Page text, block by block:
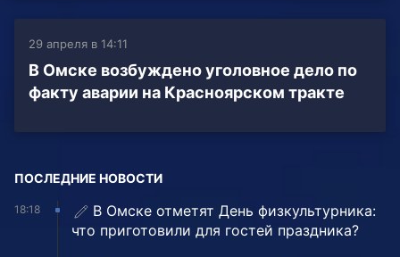
29 апреля в 14:11
В Омске возбуждено уголовное дело по
факту аварии на Красноярском тракте
ПОСЛЕДНИЕ НОВОСТИ
18:18
В Омске отметят День физкультурника:
что приготовили для гостей праздника?